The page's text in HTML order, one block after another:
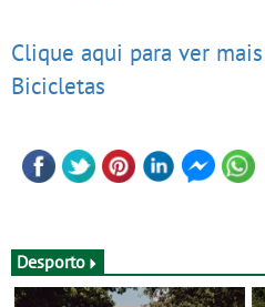
Clique aqui para ver
Bicicletas
Desporto